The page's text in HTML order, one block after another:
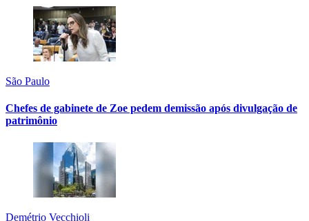
São Paulo
Chefes de gabinete de Zoe pedem demissão após divulgação de
patrimônio
Demétrio Vecchioli